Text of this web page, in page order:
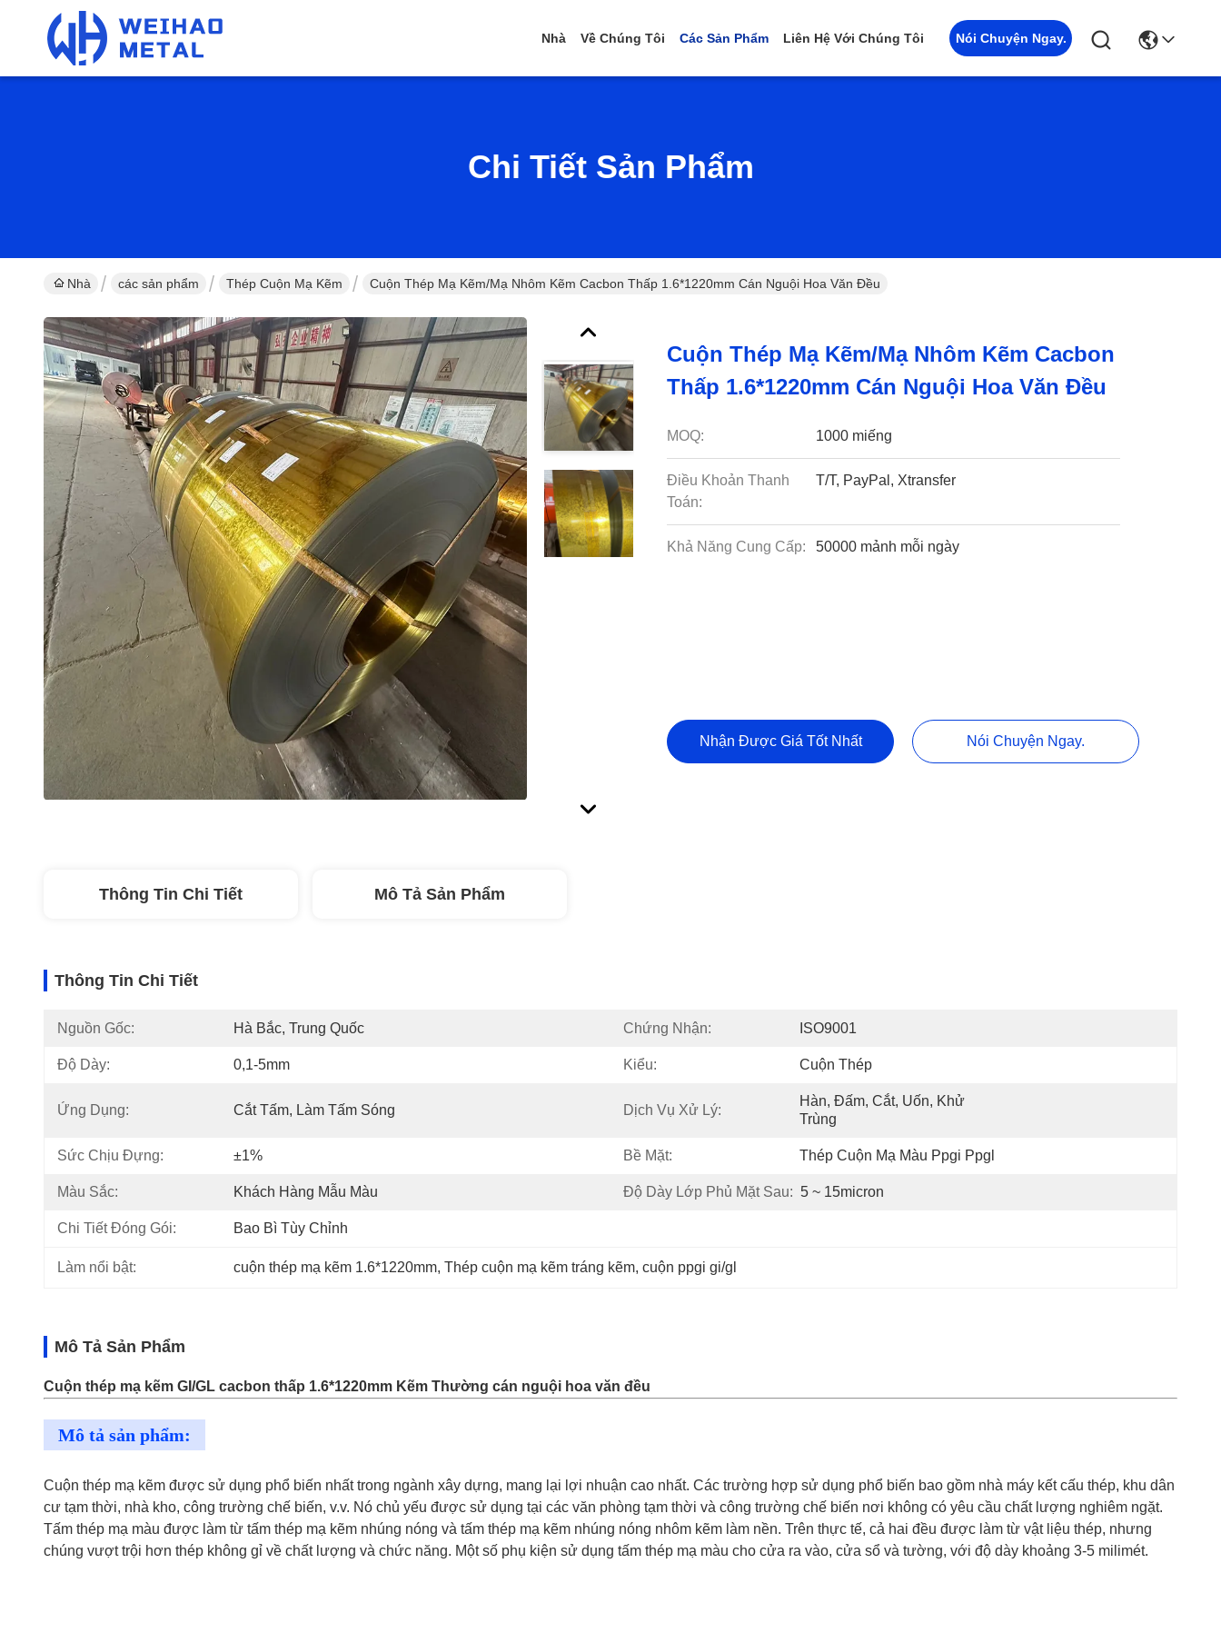
Nhà Về Chúng Tôi Các Sản Phẩm Liên Hệ Với Chúng Tôi Nói Chuyện Ngay.
Chi Tiết Sản Phẩm
Nhà các sản phẩm Thép Cuộn Mạ Kẽm Cuộn Thép Mạ Kẽm/mạ Nhôm Kẽm Cacbon Thấp 1.6*1220mm Cán Nguội Hoa Văn Đều
Cuộn Thép Mạ Kẽm/mạ Nhôm Kẽm Cacbon
Thấp 1.6*1220mm Cán Nguội Hoa Văn Đều
MOQ: 1000 miếng
Điều Khoản Thanh
Toán:
T/T, PayPal, Xtransfer
Khả Năng Cung Cấp: 50000 mảnh mỗi ngày
Nhận Được Giá Tốt Nhất Nói Chuyện Ngay.
Thông Tin Chi Tiết Mô Tả Sản Phẩm
Thông Tin Chi Tiết
Nguồn Gốc: Hà Bắc, Trung Quốc Chứng Nhận: ISO9001
Độ Dày: 0,1-5mm Kiểu: Cuộn Thép
Ứng Dụng: Cắt Tấm, Làm Tấm Sóng Dịch Vụ Xử Lý:
Hàn, Đấm, Cắt, Uốn, Khử
Trùng
Sức Chịu Đựng: ±1% Bề Mặt: Thép Cuộn Mạ Màu Ppgi Ppgl
Màu Sắc: Khách Hàng Mẫu Màu Độ Dày Lớp Phủ Mặt Sau: 5 ~ 15micron
Chi Tiết Đóng Gói: Bao Bì Tùy Chỉnh
Làm nổi bật: cuộn thép mạ kẽm 1.6*1220mm, Thép cuộn mạ kẽm tráng kẽm, cuộn ppgi gi/gl
Mô Tả Sản Phẩm
Cuộn thép mạ kẽm GI/GL cacbon thấp 1.6*1220mm Kẽm Thường cán nguội hoa văn đều
Mô tả sản phẩm:
Cuộn thép mạ kẽm được sử dụng phổ biến nhất trong ngành xây dựng, mang lại lợi nhuận cao nhất. Các trường hợp sử dụng phổ biến bao gồm nhà máy kết cấu thép, khu dân
cư tạm thời, nhà kho, công trường chế biến, v.v. Nó chủ yếu được sử dụng tại các văn phòng tạm thời và công trường chế biến nơi không có yêu cầu chất lượng nghiêm ngặt.
Tấm thép mạ màu được làm từ tấm thép mạ kẽm nhúng nóng và tấm thép mạ kẽm nhúng nóng nhôm kẽm làm nền. Trên thực tế, cả hai đều được làm từ vật liệu thép, nhưng
chúng vượt trội hơn thép không gỉ về chất lượng và chức năng. Một số phụ kiện sử dụng tấm thép mạ màu cho cửa ra vào, cửa sổ và tường, với độ dày khoảng 3-5 milimét.